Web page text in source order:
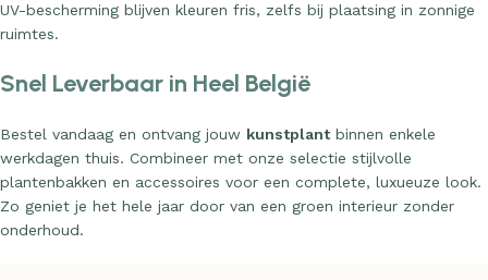
UV-bescherming blijven kleuren fris, zelfs bij plaatsing in zonnige
ruimtes.
Snel Leverbaar in Heel België
Bestel vandaag en ontvang jouw kunstplantbinnen enkele
werkdagen thuis. Combineer met onze selectie stijlvolle
plantenbakken en accessoires voor een complete, luxueuze look.
Zo geniet je het hele jaar door van een groen interieur zonder
onderhoud.